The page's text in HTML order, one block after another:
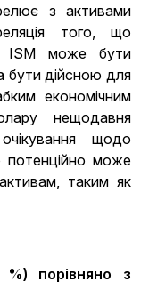
з активами
того, що
ISM може бути
бути дійсною для
економічним
нещодавня
щодо
потенційно може
таким як
порівняно з